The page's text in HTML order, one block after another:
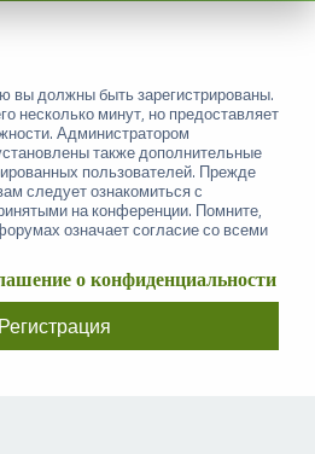
вы должны быть зарегистрированы.
несколько минут, но предоставляет
Администратором
также дополнительные
пользователей. Прежде
следует ознакомиться с
на конференции. Помните,
означает согласие со всеми
о конфиденциальности
Регистрация